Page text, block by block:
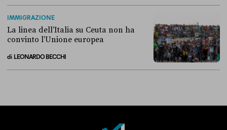
IMMIGRAZIONE
La linea dell’Italia su Ceuta non ha
convinto l’Unione europea
di LEONARDO BECCHI